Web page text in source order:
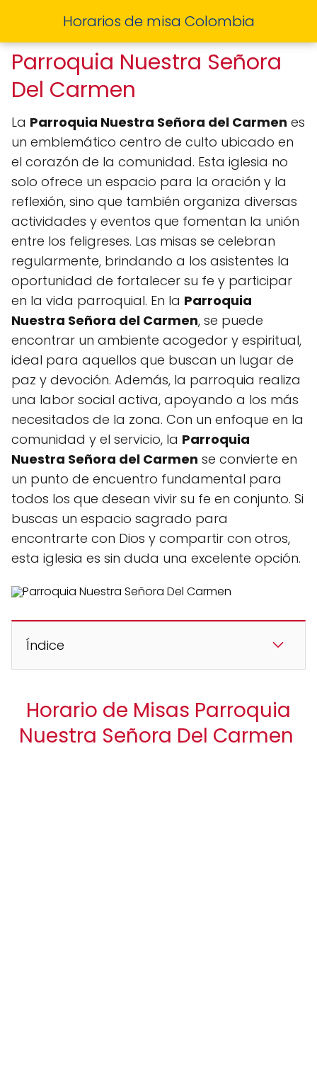
Horarios de misa Colombia
Parroquia Nuestra Señora
Del Carmen
La Parroquia Nuestra Señora del Carmen es
un emblemático centro de culto ubicado en
el corazón de la comunidad. Esta iglesia no
solo ofrece un espacio para la oración y la
reflexión, sino que también organiza diversas
actividades y eventos que fomentan la unión
entre los feligreses. Las misas se celebran
regularmente, brindando a los asistentes la
oportunidad de fortalecer su fe y participar
en la vida parroquial. En la Parroquia
Nuestra Señora del Carmen, se puede
encontrar un ambiente acogedor y espiritual,
ideal para aquellos que buscan un lugar de
paz y devoción. Además, la parroquia realiza
una labor social activa, apoyando a los más
necesitados de la zona. Con un enfoque en la
comunidad y el servicio, la Parroquia
Nuestra Señora del Carmen se convierte en
un punto de encuentro fundamental para
todos los que desean vivir su fe en conjunto. Si
buscas un espacio sagrado para
encontrarte con Dios y compartir con otros,
esta iglesia es sin duda una excelente opción.
Índice
Horario de Misas Parroquia
Nuestra Señora Del Carmen